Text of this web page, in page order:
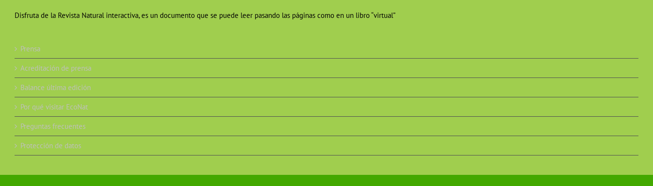
Disfruta de la Revista Natural interactiva, es un documento que se puede leer pasando las páginas como en un libro “virtual”
Prensa
Acreditación de prensa
Balance última edición
Por qué visitar EcoNat
Preguntas frecuentes
Protección de datos